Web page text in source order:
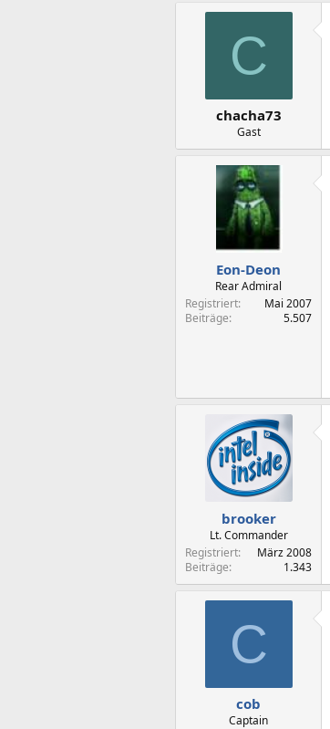
C
chacha73
Gast
Eon-Deon
Rear Admiral
Registriert
Mai 2007
Beiträge
5.507
brooker
Lt. Commander
Registriert
März 2008
Beiträge
1.343
C
cob
Captain